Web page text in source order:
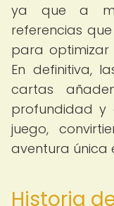
ya que a
referencias
para optimizar
En definitiva,
cartas
profundidad y
juego,
aventura única
Historia